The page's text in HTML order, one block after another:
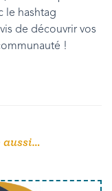
le hashtag
de découvrir vos
!
aussi…